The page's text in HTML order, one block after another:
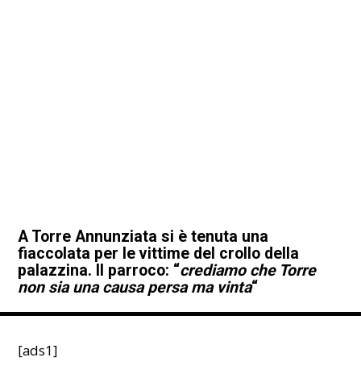
A Torre Annunziata si è tenuta una
fiaccolata per le vittime del crollo della
palazzina. Il parroco: “crediamo che Torre
non sia una causa persa ma vinta“
[ads1]